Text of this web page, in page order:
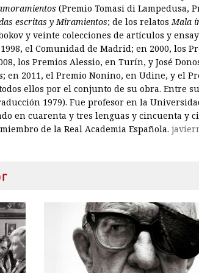
(Premio Tomasi di Lampedusa,
escritas y Miramientos; de los relatosMala
y veinte colecciones de artículos y
el Comunidad de Madrid; en 2000, los
los Premios Alessio, en Turín, y José
en 2011, el Premio Nonino, en Udine, y el
ellos por el conjunto de su obra. Entre
1979). Fue profesor en la
en cuarenta y tres lenguas y cincuenta y
de la Real Academia Española.